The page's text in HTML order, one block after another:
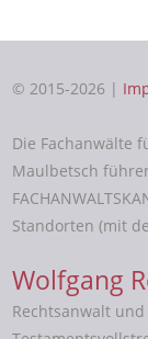
© 2015-2026 |
Die Fachanwälte
Maulbetsch
Standorten (mit
Wolfgang
Rechtsanwalt